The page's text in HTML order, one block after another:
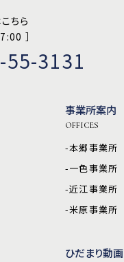
ちら
］
55-3131
事業所案内
OFFICES
-本郷事業所
-一色事業所
-近江事業所
-米原事業所
ひだまり動画